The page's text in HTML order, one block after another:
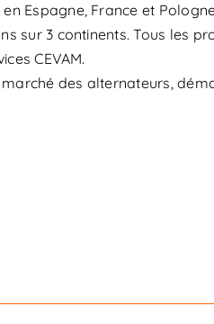
Espagne, France et
sur 3 continents. Tous les
CEVAM.
des alternateurs,